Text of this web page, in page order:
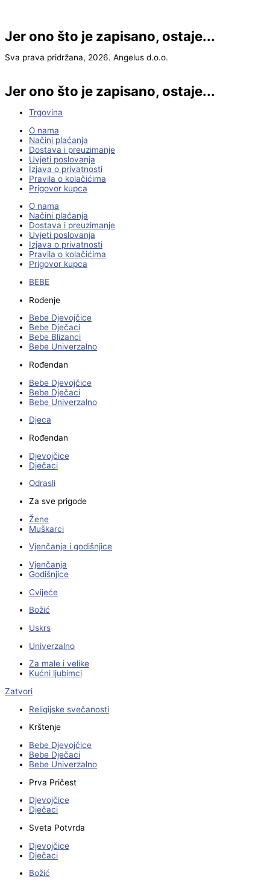
Jer ono što je zapisano, ostaje...
Sva prava pridržana, 2026. Angelus d.o.o.
Jer ono što je zapisano, ostaje...
Trgovina
O nama
Načini plaćanja
Dostava i preuzimanje
Uvjeti poslovanja
Izjava o privatnosti
Pravila o kolačićima
Prigovor kupca
O nama
Načini plaćanja
Dostava i preuzimanje
Uvjeti poslovanja
Izjava o privatnosti
Pravila o kolačićima
Prigovor kupca
BEBE
Rođenje
Bebe Djevojčice
Bebe Dječaci
Bebe Blizanci
Bebe Univerzalno
Rođendan
Bebe Djevojčice
Bebe Dječaci
Bebe Univerzalno
Djeca
Rođendan
Djevojčice
Dječaci
Odrasli
Za sve prigode
Žene
Muškarci
Vjenčanja i godišnjice
Vjenčanja
Godišnjice
Cvijeće
Božić
Uskrs
Univerzalno
Za male i velike
Kućni ljubimci
Zatvori
Religijske svečanosti
Krštenje
Bebe Djevojčice
Bebe Dječaci
Bebe Univerzalno
Prva Pričest
Djevojčice
Dječaci
Sveta Potvrda
Djevojčice
Dječaci
Božić